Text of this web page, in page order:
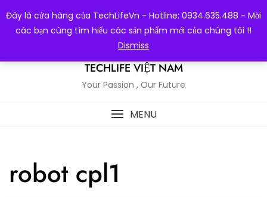
Đây là cửa hàng của TechLifeVn - Hotline: 0934.635.488 - Mời
các bạn cùng tìm hiểu các sản phẩm mới của chúng tôi !!
Dismiss
to
content
TECHLIFE VIỆT NAM
Your Passion , Our Future
MENU
robot cpl1